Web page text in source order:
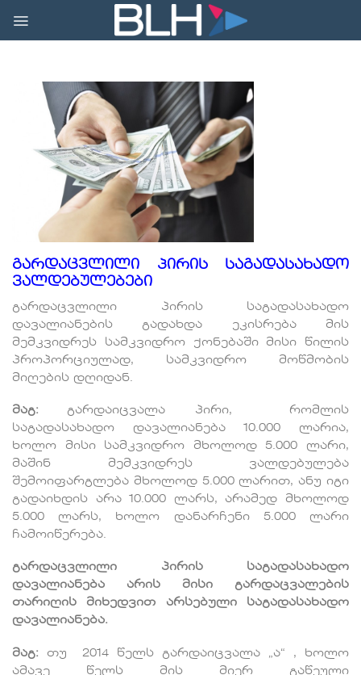
content
გარდაცვლილი პირის საგადასახადო
ვალდებულებები
გარდაცვლილი პირის საგადასახადო
დავალიანების გადახდა ეკისრება მის
მემკვიდრეს სამკვიდრო ქონებაში მისი წილის
პროპორციულად, სამკვიდრო მოწმობის
მიღების დღიდან.
მაგ: გარდაიცვალა პირი, რომლის
საგადასახადო დავალიანება 10.000 ლარია,
ხოლო მისი სამკვიდრო მხოლოდ 5.000 ლარი,
მაშინ მემკვიდრეს ვალდებულება
შემოიფარგლება მხოლოდ 5.000 ლარით, ანუ იგი
გადაიხდის არა 10.000 ლარს, არამედ მხოლოდ
5.000 ლარს, ხოლო დანარჩენი 5.000 ლარი
ჩამოიწერება.
გარდაცვლილი პირის საგადასახადო
დავალიანება არის მისი გარდაცვალების
თარიღის მიხედვით არსებული საგადასახადო
დავალიანება.
მაგ: თუ 2014 წელს გარდაიცვალა „ა“ , ხოლო
ამავე წელს მის მიერ გაწეული